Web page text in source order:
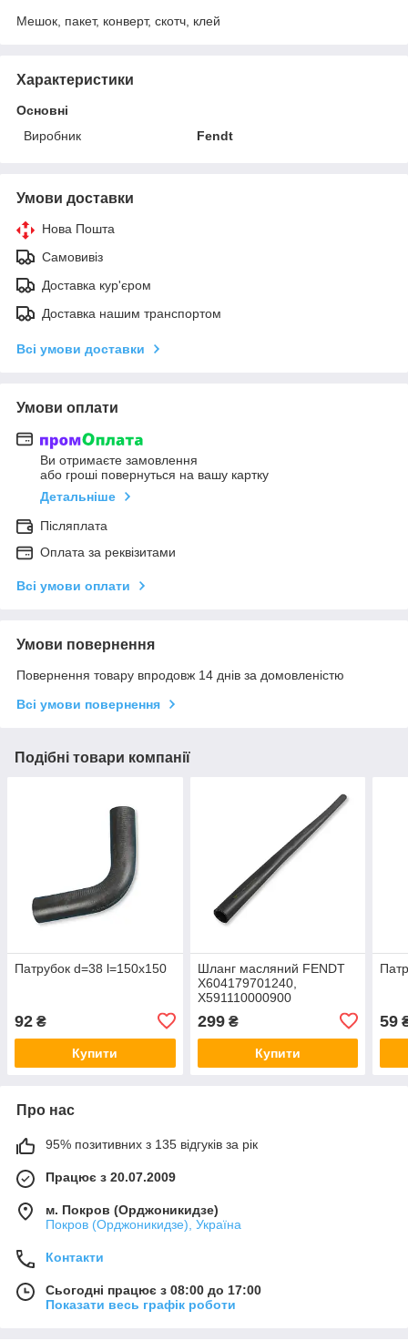
Мешок, пакет, конверт, скотч, клей
Характеристики
Основні
Виробник
Fendt
Умови доставки
Нова Пошта
Самовивіз
Доставка кур'єром
Доставка нашим транспортом
Всі умови доставки
Умови оплати
Ви отримаєте замовлення
або гроші повернуться на вашу картку
Детальніше
Післяплата
Оплата за реквізитами
Всі умови оплати
Умови повернення
Повернення товару впродовж 14 днів за домовленістю
Всі умови повернення
Подібні товари компанії
Патрубок d=38 l=150х150
92 ₴
Купити
Шланг масляний FENDT
X604179701240,
X591110000900
299₴
Купити
59
Про нас
95% позитивних з 135 відгуків за рік
Працює з 20.07.2009
м. Покров (Орджоникидзе)
Покров (Орджоникидзе), Україна
Контакти
Сьогодні працює з 08:00 до 17:00
Показати весь графік роботи